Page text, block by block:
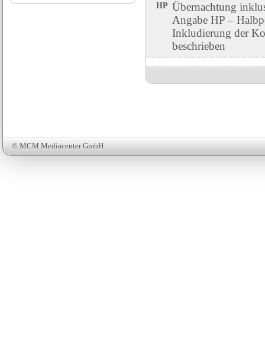
HP Übernachtung
Angabe HP –
Inkludierung der
beschrieben
© MCM Mediacenter GmbH